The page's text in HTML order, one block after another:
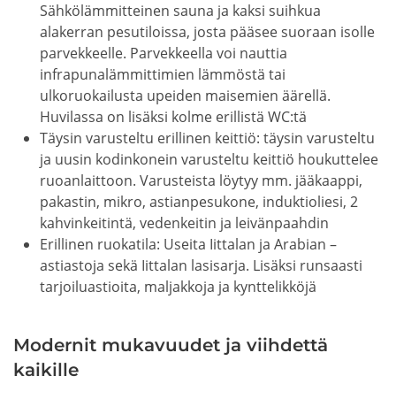
Sähkölämmitteinen sauna ja kaksi suihkua
alakerran pesutiloissa, josta pääsee suoraan isolle
parvekkeelle. Parvekkeella voi nauttia
infrapunalämmittimien lämmöstä tai
ulkoruokailusta upeiden maisemien äärellä.
Huvilassa on lisäksi kolme erillistä WC:tä
Täysin varusteltu erillinen keittiö: täysin varusteltu
ja uusin kodinkonein varusteltu keittiö houkuttelee
ruoanlaittoon. Varusteista löytyy mm. jääkaappi,
pakastin, mikro, astianpesukone, induktioliesi, 2
kahvinkeitintä, vedenkeitin ja leivänpaahdin
Erillinen ruokatila: Useita Iittalan ja Arabian –
astiastoja sekä Iittalan lasisarja. Lisäksi runsaasti
tarjoiluastioita, maljakkoja ja kynttelikköjä
Modernit mukavuudet ja viihdettä
kaikille